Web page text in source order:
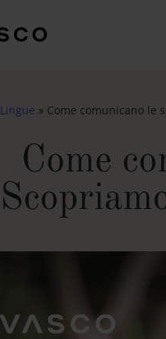
Lingue » Come comunicano le
Come